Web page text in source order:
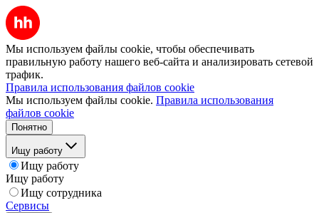
Мы используем файлы cookie, чтобы обеспечивать
правильную работу нашего веб-сайта и анализировать сетевой
трафик.
Правила использования файлов cookie
Мы используем файлы cookie. Правила использования
файлов cookie
Понятно
Ищу работу
Ищу работу
Ищу работу
Ищу сотрудника
Сервисы